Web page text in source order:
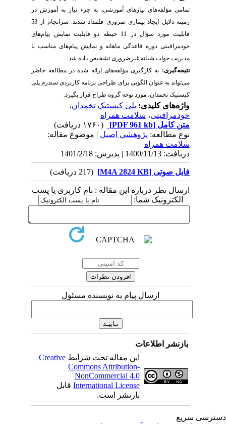
تمامی مؤلفه‌های نیازهای آموزشی، به جزء نیاز به آموزش در
زمینه دلایل ایجاد بیماری ضروری قلمداد شدند. سرانجام از 53
قابلیت مورد سؤال در 11 حیطه دو قابلیت نمایش پیام‌های
خودمراقبتی دوره قاعدگی ماهانه و نمایش پیام‌های مناسب با
مدیریت خواب شبانه غیرضروری تشخیص داده شد.
نتیجه‌گیری:به کارگیری مؤلفه‌های ارائه شده در مطالعه حاضر
می‌تواند به عنوان الگویی برای طراحی برنامه کاربردی سندرم پلی
کیستیک تخمدان، مورد توجه گروه طراح قرار بگیرد.
واژه‌های کلیدی:پلی کیستیک تخمدان،
خودمراقبتی،سلامت همراه
متن کامل[PDF 961 kb]
نوع مطالعه:پژوهشي اصیل| موضوع مقاله:
سلامت همراه
دریافت: 1400/11/13 | پذیرش: 1401/2/18
فایل صوتی [M4A 2824 KB] (217 دریافت)
ارسال نظر درباره این مقاله : نام کاربری یا پست
الکترونیک شما:
ارسال پیام به نویسنده مسئول
بازنشر اطلاعات
این مقاله تحت شرایطCreative
Commons Attribution-
NonCommercial 4.0
International Licenseقابل
بازنشر است.
سریع